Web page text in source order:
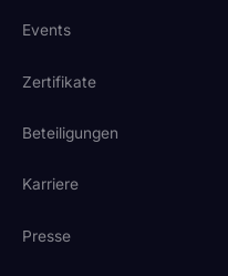
Events
Zertifikate
Beteiligungen
Karriere
Presse